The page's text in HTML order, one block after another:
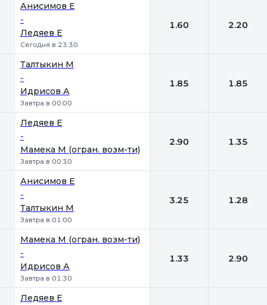
Анисимов Е
-
Ледяев Е
Сегодня в 23:30
1.60 2.20
Талтыкин М
-
Идрисов А
Завтра в 00:00
1.85 1.85
Ледяев Е
-
Мамека М (огран. возм-ти)
Завтра в 00:30
2.90 1.35
Анисимов Е
-
Талтыкин М
Завтра в 01:00
3.25 1.28
Мамека М (огран. возм-ти)
-
Идрисов А
Завтра в 01:30
1.33 2.90
Ледяев Е